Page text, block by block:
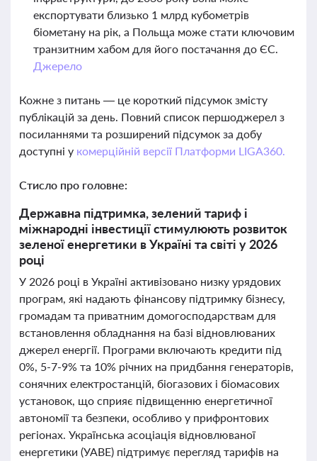
експортувати близько 1 млрд кубометрів
біометану на рік, а Польща може стати ключовим
транзитним хабом для його постачання до ЄС.
Джерело
Кожне з питань — це короткий підсумок змісту
публікацій за день. Повний список першоджерел з
посиланнями та розширений підсумок за добу
доступні у комерційній версії Платформи LIGA360.
Стисло про головне:
Державна підтримка, зелений тариф і
міжнародні інвестиції стимулюють розвиток
зеленої енергетики в Україні та світі у 2026
році
У 2026 році в Україні активізовано низку урядових
програм, які надають фінансову підтримку бізнесу,
громадам та приватним домогосподарствам для
встановлення обладнання на базі відновлюваних
джерел енергії. Програми включають кредити під
0%, 5-7-9% та 10% річних на придбання генераторів,
сонячних електростанцій, біогазових і біомасових
установок, що сприяє підвищенню енергетичної
автономії та безпеки, особливо у прифронтових
регіонах. Українська асоціація відновлюваної
енергетики (УАВЕ) підтримує перегляд тарифів на